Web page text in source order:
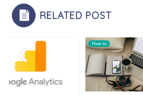
RELATED POST
How to